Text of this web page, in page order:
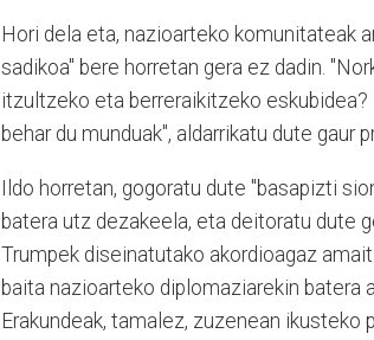
Hori dela eta, nazioarteko komunitateak
sadikoa" bere horretan gera ez dadin.
itzultzeko eta berreraikitzeko
behar du munduak", aldarrikatu dute gaur
Ildo horretan, gogoratu dute "basapizti
batera utz dezakeela, eta deitoratu dute
Trumpek diseinatutako akordioagaz
baita nazioarteko diplomaziarekin
Erakundeak, tamalez, zuzenean ikusteko